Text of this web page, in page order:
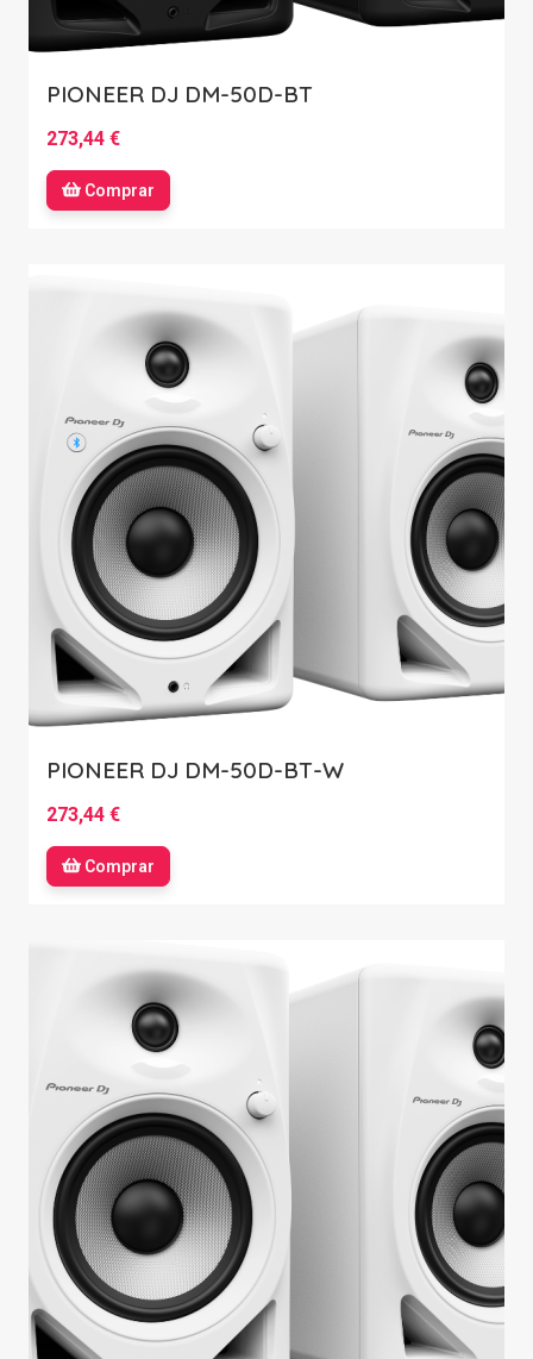
PIONEER DJ DM-50D-BT
273,44 €
Comprar
PIONEER DJ DM-50D-BT-W
273,44 €
Comprar